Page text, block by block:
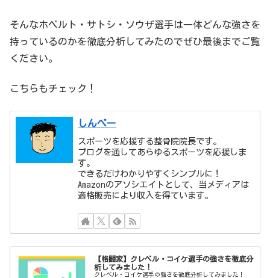
そんなホベルト・サトシ・ソウザ選手は一体どんな強さを
持っているのかを徹底分析してみたのでぜひ最後までご覧
ください。
こちらもチェック！
しんぺー
スポーツを応援する整骨院院長です。
ブログを通してあらゆるスポーツを応援しま
す。
できるだけわかりやすくシンプルに！
Amazonのアソシエイトとして、当メディアは
適格販売により収入を得ています。
【格闘家】クレベル・コイケ選手の強さを徹底分
析してみました！
クレベル・コイケ選手の強さを徹底分析してみました！